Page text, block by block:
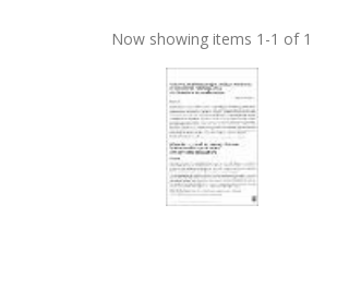
Now showing items 1-1 of 1